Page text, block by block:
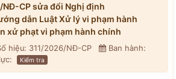
CP sửa đổi Nghị định
dẫn Luật Xử lý vi phạm hành
xử phạt vi phạm hành chính
hiệu: 311/2026/NĐ-CP
Ban hành:
Kiểm tra